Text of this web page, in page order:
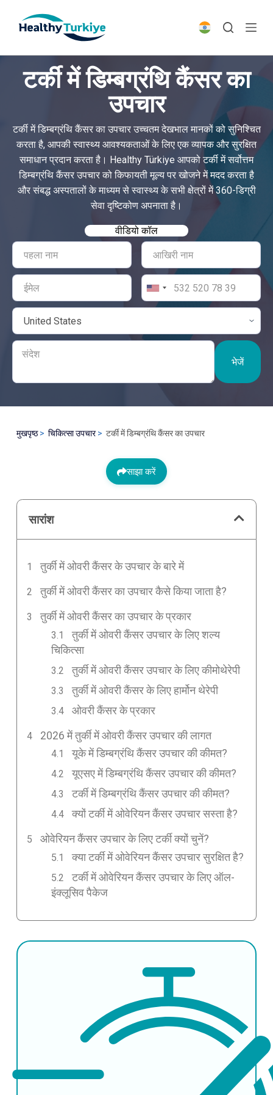
p
n
टर्की में डिम्बग्रंथि कैंसर का
उपचार
टर्की में डिम्बग्रंथि कैंसर का उपचार उच्चतम देखभाल मानकों को सुनिश्चित
करता है, आपकी स्वास्थ्य आवश्यकताओं के लिए एक व्यापक और सुरक्षित
समाधान प्रदान करता है। Healthy Türkiye आपको टर्की में सर्वोत्तम
डिम्बग्रंथि कैंसर उपचार को किफायती मूल्य पर खोजने में मदद करता है
और संबद्ध अस्पतालों के माध्यम से स्वास्थ्य के सभी क्षेत्रों में 360-डिग्री
सेवा दृष्टिकोण अपनाता है।
वीडियो कॉल
भेजें
मुखपृष्ठ चिकित्सा उपचार टर्की में डिम्बग्रंथि कैंसर का उपचार
साझा करें
सारांश
तुर्की में ओवरी कैंसर के उपचार के बारे में
तुर्की में ओवरी कैंसर का उपचार कैसे किया जाता है?
तुर्की में ओवरी कैंसर का उपचार के प्रकार
तुर्की में ओवरी कैंसर उपचार के लिए शल्य
चिकित्सा
तुर्की में ओवरी कैंसर उपचार के लिए कीमोथेरेपी
तुर्की में ओवरी कैंसर के लिए हार्मोन थेरेपी
ओवरी कैंसर के प्रकार
2026 में तुर्की में ओवरी कैंसर उपचार की लागत
यूके में डिम्बग्रंथि कैंसर उपचार की कीमत?
यूएसए में डिम्बग्रंथि कैंसर उपचार की कीमत?
टर्की में डिम्बग्रंथि कैंसर उपचार की कीमत?
क्यों टर्की में ओवेरियन कैंसर उपचार सस्ता है?
ओवेरियन कैंसर उपचार के लिए टर्की क्यों चुनें?
क्या टर्की में ओवेरियन कैंसर उपचार सुरक्षित है?
टर्की में ओवेरियन कैंसर उपचार के लिए ऑल-
इंक्लूसिव पैकेज